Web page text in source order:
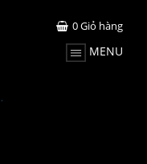
0Giỏ hàng
MENU
Quà 2023